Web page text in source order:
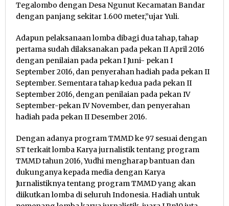
Tegalombo dengan Desa Ngunut Kecamatan Bandar
dengan panjang sekitar 1.600 meter,”ujar Yuli.
Adapun pelaksanaan lomba dibagi dua tahap, tahap
pertama sudah dilaksanakan pada pekan II April 2016
dengan penilaian pada pekan I Juni- pekan I
September 2016, dan penyerahan hadiah pada pekan II
September. Sementara tahap kedua pada pekan II
September 2016, dengan penilaian pada pekan IV
September-pekan IV November, dan penyerahan
hadiah pada pekan II Desember 2016.
Dengan adanya program TMMD ke 97 sesuai dengan
ST terkait lomba Karya jurnalistik tentang program
TMMD tahun 2016, Yudhi mengharap bantuan dan
dukunganya kepada media dengan Karya
Jurnalistiknya tentang program TMMD yang akan
diikutkan lomba di seluruh Indonesia. Hadiah untuk